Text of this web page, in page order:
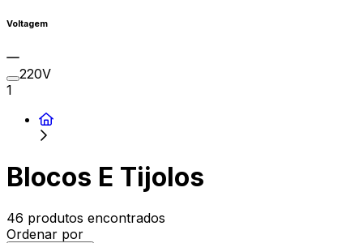
Voltagem
220V
1
Blocos E Tijolos
46 produtos encontrados
Ordenar por